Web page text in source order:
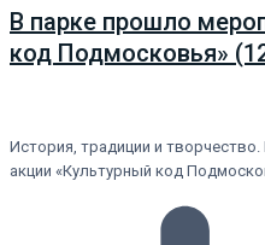
В парке прошло
код Подмосковья»
История, традиции и
акции «Культурный код